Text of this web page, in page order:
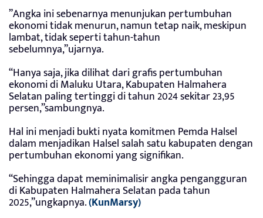
”Angka ini sebenarnya menunjukan pertumbuhan
ekonomi tidak menurun, namun tetap naik, meskipun
lambat, tidak seperti tahun-tahun
sebelumnya,”ujarnya.
“Hanya saja, jika dilihat dari grafis pertumbuhan
ekonomi di Maluku Utara, Kabupaten Halmahera
Selatan paling tertinggi di tahun 2024 sekitar 23,95
persen,”sambungnya.
Hal ini menjadi bukti nyata komitmen Pemda Halsel
dalam menjadikan Halsel salah satu kabupaten dengan
pertumbuhan ekonomi yang signifikan.
“Sehingga dapat meminimalisir angka pengangguran
di Kabupaten Halmahera Selatan pada tahun
2025,”ungkapnya.(KunMarsy)